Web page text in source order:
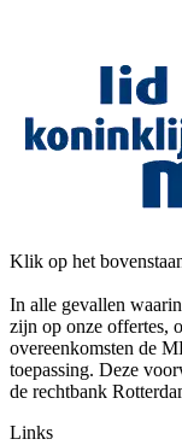
Klik op het
In alle gevallen
zijn op onze offertes,
overeenkomsten de
toepassing. Deze
de rechtbank
Links